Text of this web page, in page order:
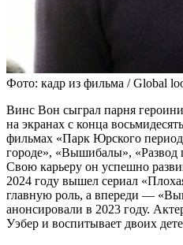
Фото: кадр из фильма / Global
Винс Вон сыграл парня
на экранах с конца
фильмах «Парк Юрского
городе», «Вышибалы», «Развод
Свою карьеру он успешно
2024 году вышел сериал
главную роль, а впереди —
анонсировали в 2023 году.
Уэбер и воспитывает двоих